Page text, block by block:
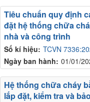
Số kí hiệu: TCVN
Ngày ban hành: 01/01/
Tiêu chuẩn quy định
đặt hệ thống chữa
nhà và công trình
Hệ thống chữa cháy
lắp đặt, kiểm tra và